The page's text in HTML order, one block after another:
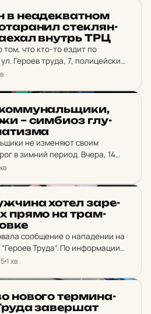
в не­а­дек­ват­ном
стек­лян­
внутрь ТРЦ
что кто-то ездит по
Героев труда, 7, полицейские
дня.
– сим­би­оз глу­
не изменяют своим
в зимний период. Вчера, 14
метро «Героев Труда»
хотел за­ре­
прямо на трам­
сообщение о нападении на
Труда”. По информации
мужчина с ножом
ножом.…
1 хв
нового тер­ми­на­
за­вер­шат